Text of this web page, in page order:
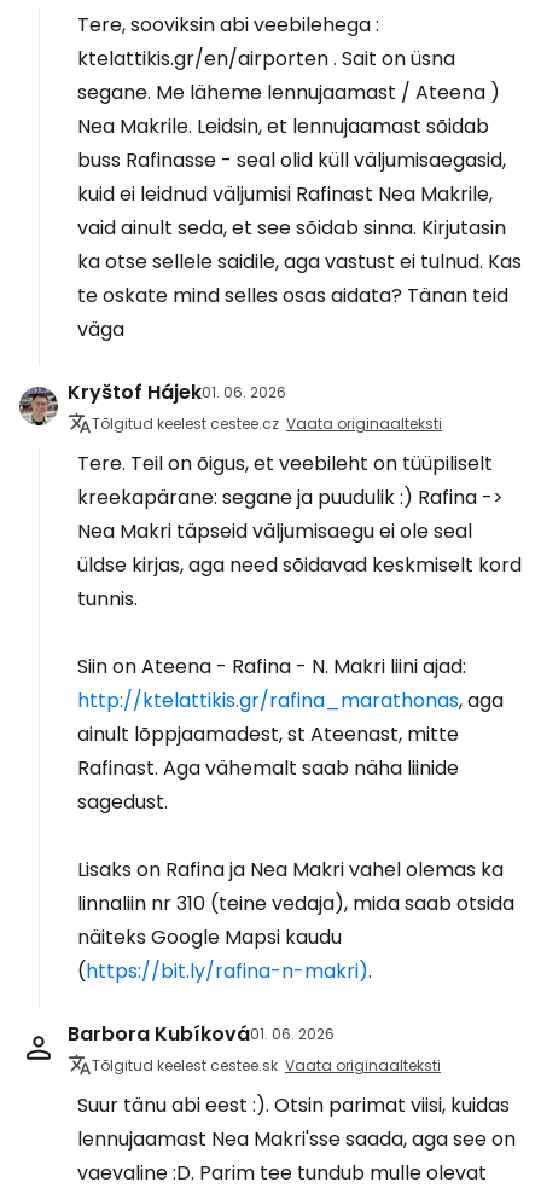
Tere, sooviksin abi veebilehega :
ktelattikis.gr/en/airporten . Sait on üsna
segane. Me läheme lennujaamast / Ateena )
Nea Makrile. Leidsin, et lennujaamast sõidab
buss Rafinasse - seal olid küll väljumisaegasid,
kuid ei leidnud väljumisi Rafinast Nea Makrile,
vaid ainult seda, et see sõidab sinna. Kirjutasin
ka otse sellele saidile, aga vastust ei tulnud. Kas
te oskate mind selles osas aidata? Tänan teid
väga
Kryštof Hájek01. 06. 2026
Tõlgitud keelest cestee.cz Vaata originaalteksti
Tere. Teil on õigus, et veebileht on tüüpiliselt
kreekapärane: segane ja puudulik :) Rafina ->
Nea Makri täpseid väljumisaegu ei ole seal
üldse kirjas, aga need sõidavad keskmiselt kord
tunnis.
Siin on Ateena - Rafina - N. Makri liini ajad:
http://ktelattikis.gr/rafina_marathonas, aga
ainult lõppjaamadest, st Ateenast, mitte
Rafinast. Aga vähemalt saab näha liinide
sagedust.
Lisaks on Rafina ja Nea Makri vahel olemas ka
linnaliin nr 310 (teine vedaja), mida saab otsida
näiteks Google Mapsi kaudu
(https://bit.ly/rafina-n-makri).
Barbora Kubíková01. 06. 2026
Tõlgitud keelest cestee.sk Vaata originaalteksti
Suur tänu abi eest :). Otsin parimat viisi, kuidas
lennujaamast Nea Makri'sse saada, aga see on
vaevaline :D. Parim tee tundub mulle olevat